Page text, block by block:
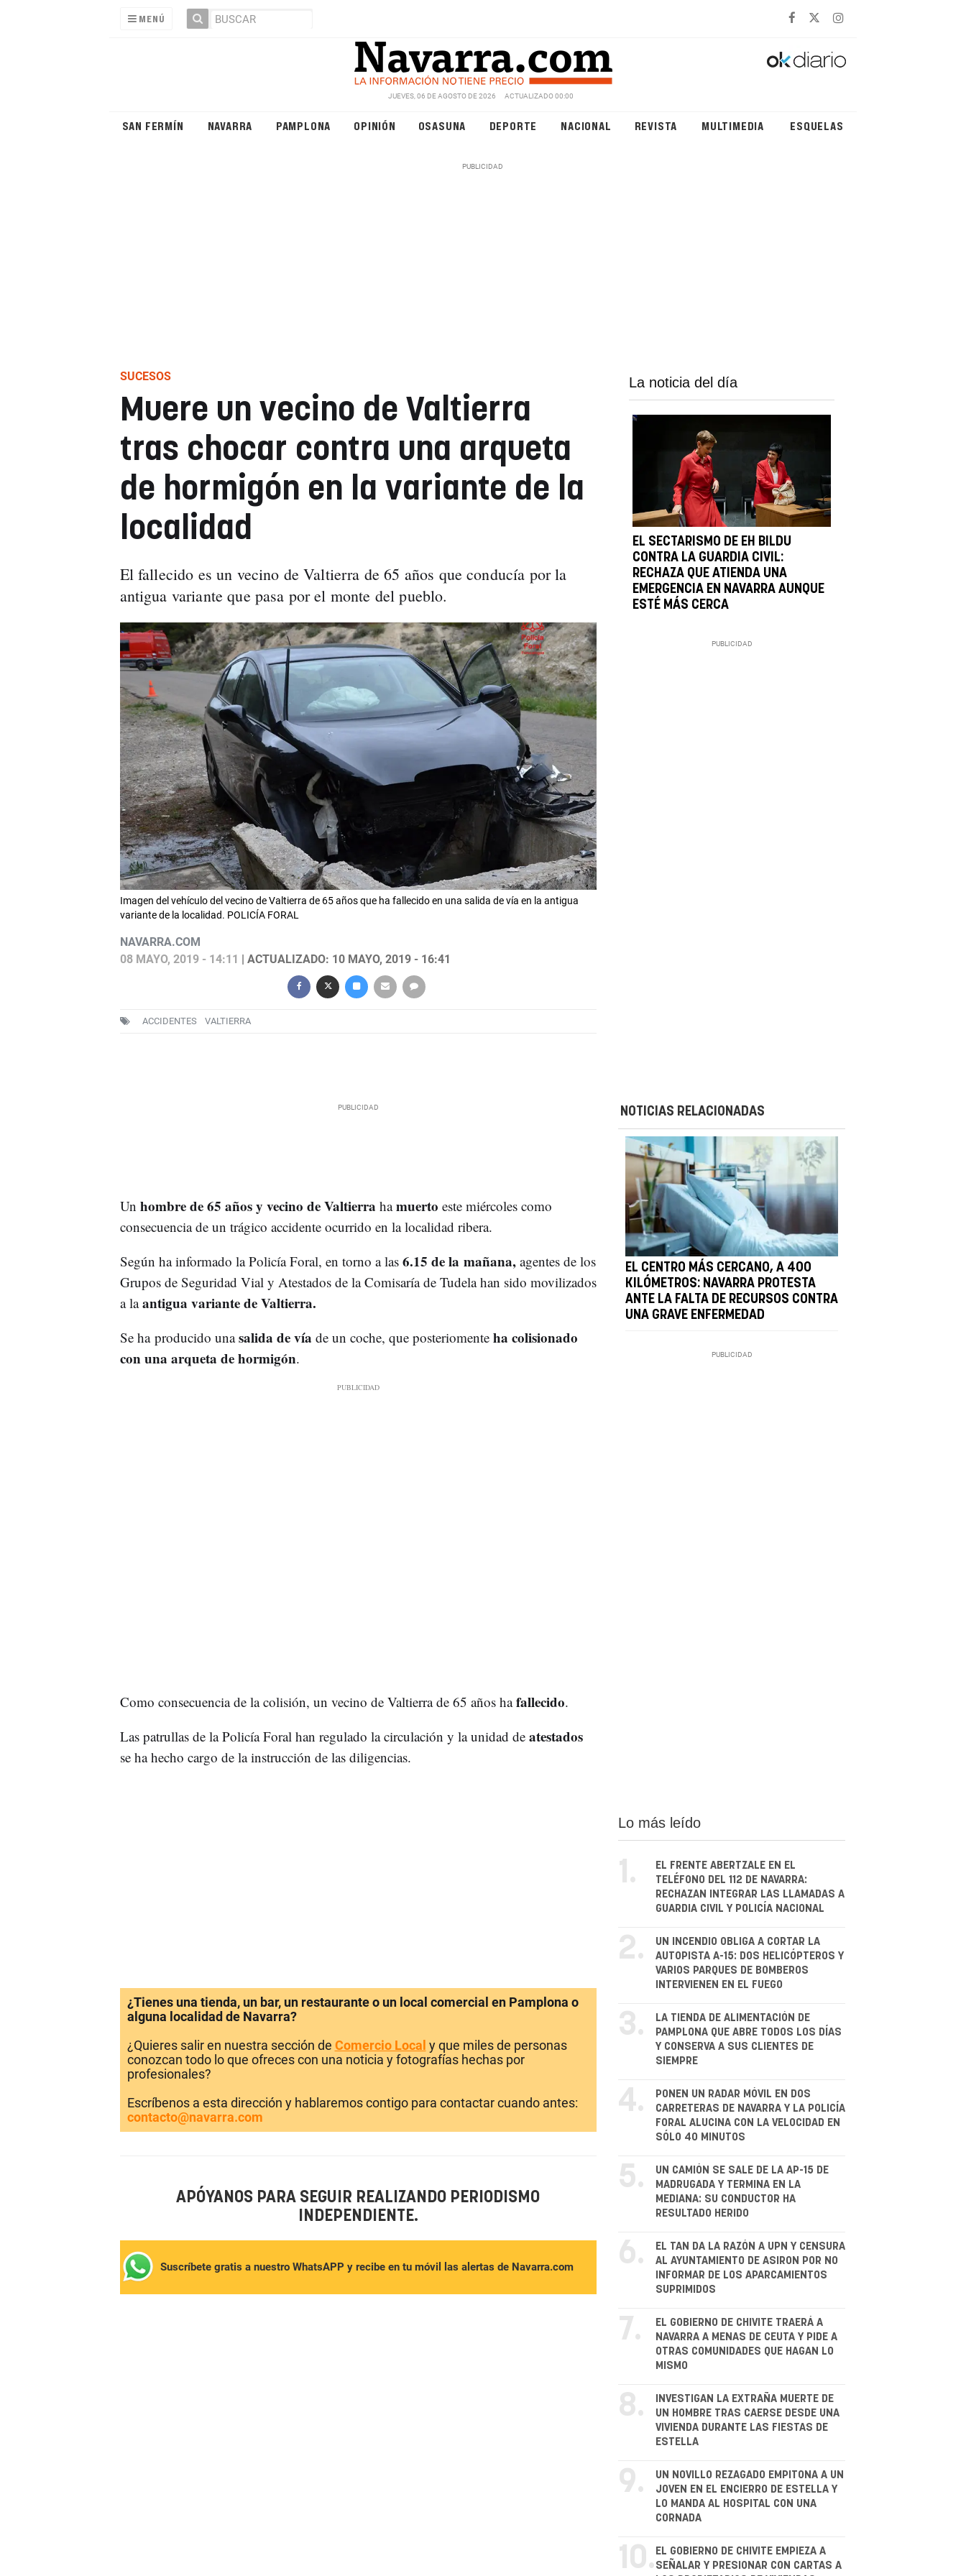
MENÚ
JUEVES, 06 DE AGOSTO DE 2026 ACTUALIZADO 00:00
SAN FERMÍN NAVARRA PAMPLONA OPINIÓN OSASUNA DEPORTE NACIONAL REVISTA MULTIMEDIA ESQUELAS
SUCESOS
Muere un vecino de Valtierra
tras chocar contra una arqueta
de hormigón en la variante de la
localidad
El fallecido es un vecino de Valtierra de 65 años que conducía por la
antigua variante que pasa por el monte del pueblo.
Imagen del vehículo del vecino de Valtierra de 65 años que ha fallecido en una salida de vía en la antigua
variante de la localidad. POLICÍA FORAL
NAVARRA.COM
08 MAYO, 2019 - 14:11
| ACTUALIZADO: 10 MAYO, 2019 - 16:41
ACCIDENTES VALTIERRA
La noticia del día
EL SECTARISMO DE EH BILDU
CONTRA LA GUARDIA CIVIL:
RECHAZA QUE ATIENDA UNA
EMERGENCIA EN NAVARRA AUNQUE
ESTÉ MÁS CERCA
Un hombre de 65 años y vecino de Valtierra hamuerto este miércoles como
consecuencia de un trágico accidente ocurrido en la localidad ribera.
Según ha informado la Policía Foral, en torno a las6.15 de la mañana,agentes de los
Grupos de Seguridad Vial y Atestados de la Comisaría de Tudela han sido movilizados
a laantigua variante de Valtierra.
Se ha producido unasalida de vía de un coche, que posteriomente ha colisionado
con una arqueta de hormigón.
Como consecuencia de la colisión, un vecino de Valtierra de 65 años hafallecido.
Las patrullas de la Policía Foral han regulado la circulación y la unidad de atestados
se ha hecho cargo de la instrucción de las diligencias.
NOTICIAS RELACIONADAS
EL CENTRO MÁS CERCANO, A 400
KILÓMETROS: NAVARRA PROTESTA
ANTE LA FALTA DE RECURSOS CONTRA
UNA GRAVE ENFERMEDAD
¿Tienes una tienda, un bar, un restaurante o un local comercial en Pamplona o
alguna localidad de Navarra?
¿Quieres salir en nuestra sección de Comercio Local y que miles de personas
conozcan todo lo que ofreces con una noticia y fotografías hechas por
profesionales?
Escríbenos a esta dirección y hablaremos contigo para contactar cuando antes:
contacto@navarra.com
APÓYANOS PARA SEGUIR REALIZANDO PERIODISMO
INDEPENDIENTE.
Suscríbete gratis a nuestro WhatsAPP y recibe en tu móvil las alertas de Navarra.com
Lo más leído
1.
EL FRENTE ABERTZALE EN EL
TELÉFONO DEL 112 DE NAVARRA:
RECHAZAN INTEGRAR LAS LLAMADAS A
GUARDIA CIVIL Y POLICÍA NACIONAL
2.
UN INCENDIO OBLIGA A CORTAR LA
AUTOPISTA A-15: DOS HELICÓPTEROS Y
VARIOS PARQUES DE BOMBEROS
INTERVIENEN EN EL FUEGO
3.
LA TIENDA DE ALIMENTACIÓN DE
PAMPLONA QUE ABRE TODOS LOS DÍAS
Y CONSERVA A SUS CLIENTES DE
SIEMPRE
4.
PONEN UN RADAR MÓVIL EN DOS
CARRETERAS DE NAVARRA Y LA POLICÍA
FORAL ALUCINA CON LA VELOCIDAD EN
SÓLO 40 MINUTOS
5.
UN CAMIÓN SE SALE DE LA AP-15 DE
MADRUGADA Y TERMINA EN LA
MEDIANA: SU CONDUCTOR HA
RESULTADO HERIDO
6.
EL TAN DA LA RAZÓN A UPN Y CENSURA
AL AYUNTAMIENTO DE ASIRON POR NO
INFORMAR DE LOS APARCAMIENTOS
SUPRIMIDOS
7.
EL GOBIERNO DE CHIVITE TRAERÁ A
NAVARRA A MENAS DE CEUTA Y PIDE A
OTRAS COMUNIDADES QUE HAGAN LO
MISMO
8.
INVESTIGAN LA EXTRAÑA MUERTE DE
UN HOMBRE TRAS CAERSE DESDE UNA
VIVIENDA DURANTE LAS FIESTAS DE
ESTELLA
9.
UN NOVILLO REZAGADO EMPITONA A UN
JOVEN EN EL ENCIERRO DE ESTELLA Y
LO MANDA AL HOSPITAL CON UNA
CORNADA
10. EL GOBIERNO DE CHIVITE EMPIEZA A
SEÑALAR Y PRESIONAR CON CARTAS A